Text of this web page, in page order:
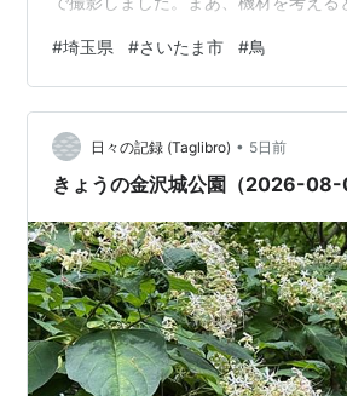
#埼玉県 #さいたま市 #鳥
日々の記録 (Taglibro) • 5日前
きょうの金沢城公園（2026-08-